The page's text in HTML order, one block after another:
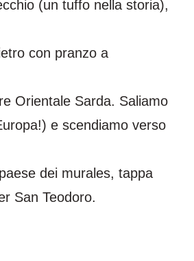
(un tuffo nella storia),
con pranzo a
Orientale Sarda. Saliamo
e scendiamo verso
dei murales, tappa
San Teodoro.